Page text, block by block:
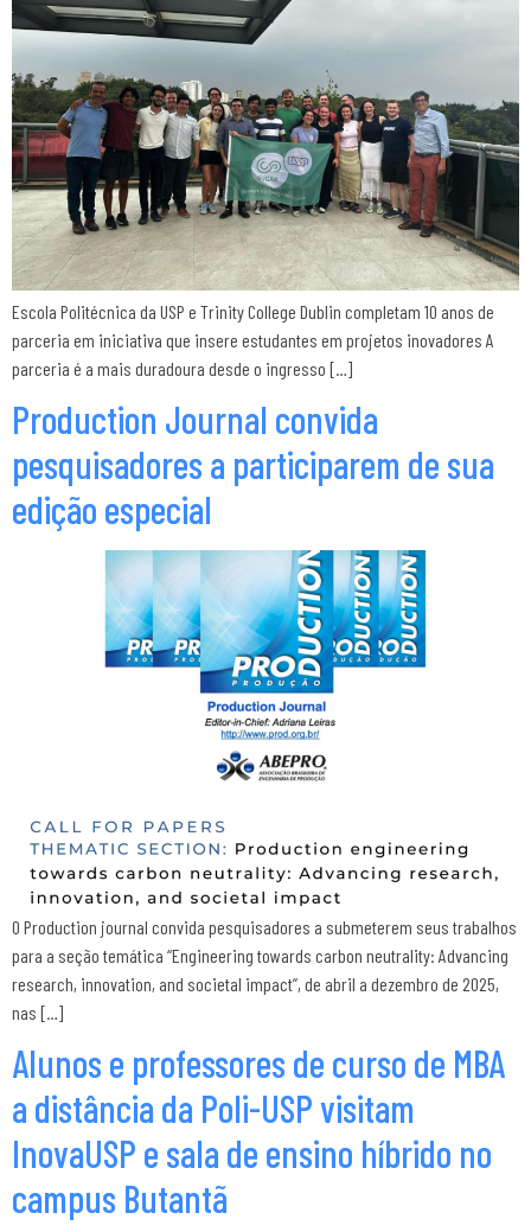
Escola Politécnica da USP e Trinity College Dublin completam 10 anos de
parceria em iniciativa que insere estudantes em projetos inovadores A
parceria é a mais duradoura desde o ingresso […]
Production Journal convida
pesquisadores a participarem de sua
edição especial
O Production journal convida pesquisadores a submeterem seus trabalhos
para a seção temática “Engineering towards carbon neutrality: Advancing
research, innovation, and societal impact”, de abril a dezembro de 2025,
nas […]
Alunos e professores de curso de MBA
a distância da Poli-USP visitam
InovaUSP e sala de ensino híbrido no
campus Butantã